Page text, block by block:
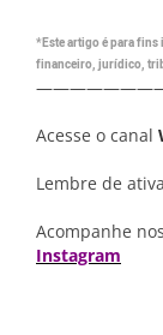
*Este artigo é para
financeiro, jurídico,
Acesse o canal
Lembre de
Acompanhe
Instagram